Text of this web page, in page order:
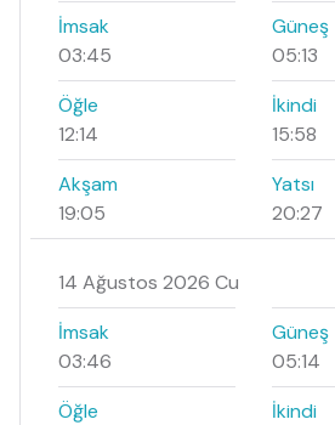
İmsak
03:45
Güneş
05:13
Öğle
12:14
İkindi
15:58
Akşam
19:05
Yatsı
20:27
14 Ağustos 2026 Cu
İmsak
03:46
Güneş
05:14
Öğle
İkindi